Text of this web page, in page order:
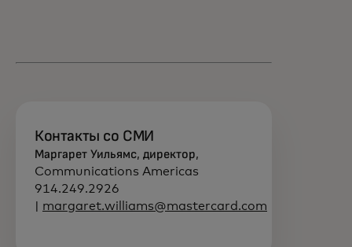
Контакты со СМИ
Маргарет Уильямс, директор,
Communications Americas
914.249.2926
margaret.williams@mastercard.com